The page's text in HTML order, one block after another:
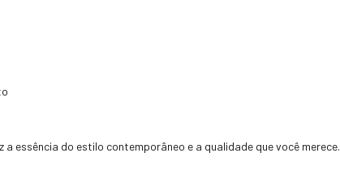
essência do estilo contemporâneo e a qualidade que você merece.